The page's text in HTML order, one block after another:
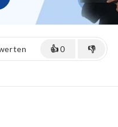
👍0 👎